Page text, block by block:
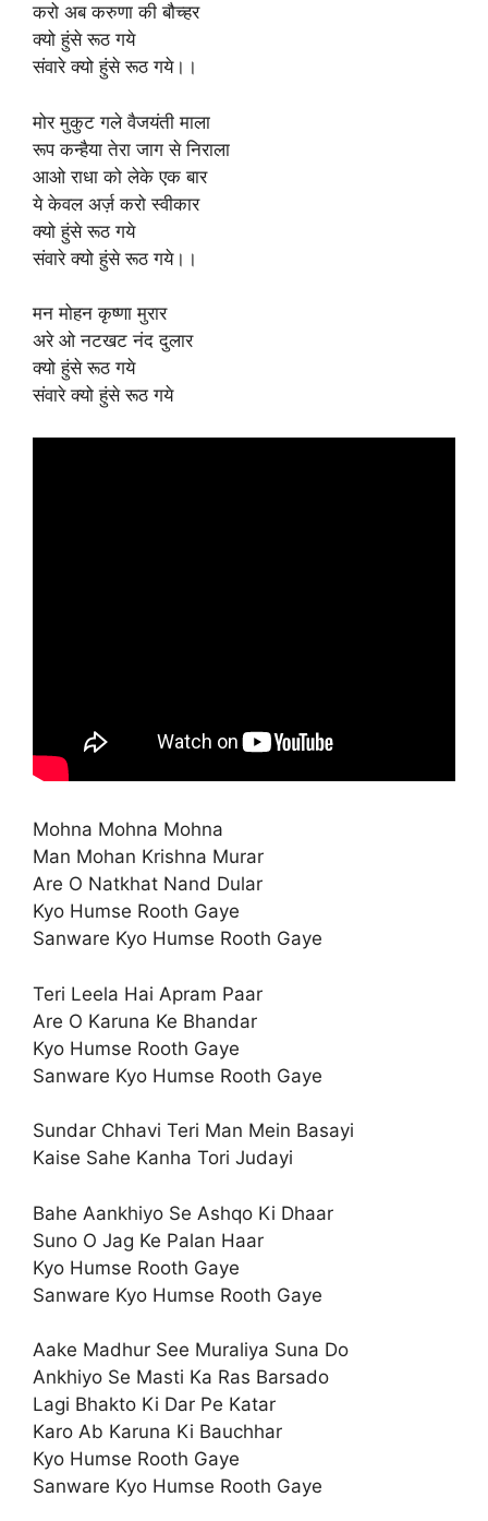
करो अब करुणा की बौच्हर
क्यो हुंसे रूठ गये
संवारे क्यो हुंसे रूठ गये।।
मोर मुकुट गले वैजयंती माला
रूप कन्हैया तेरा जाग से निराला
आओ राधा को लेके एक बार
ये केवल अर्ज़ करो स्वीकार
क्यो हुंसे रूठ गये
संवारे क्यो हुंसे रूठ गये।।
मन मोहन कृष्णा मुरार
अरे ओ नटखट नंद दुलार
क्यो हुंसे रूठ गये
संवारे क्यो हुंसे रूठ गये
Mohna Mohna Mohna
Man Mohan Krishna Murar
Are O Natkhat Nand Dular
Kyo Humse Rooth Gaye
Sanware Kyo Humse Rooth Gaye
Teri Leela Hai Apram Paar
Are O Karuna Ke Bhandar
Kyo Humse Rooth Gaye
Sanware Kyo Humse Rooth Gaye
Sundar Chhavi Teri Man Mein Basayi
Kaise Sahe Kanha Tori Judayi
Bahe Aankhiyo Se Ashqo Ki Dhaar
Suno O Jag Ke Palan Haar
Kyo Humse Rooth Gaye
Sanware Kyo Humse Rooth Gaye
Aake Madhur See Muraliya Suna Do
Ankhiyo Se Masti Ka Ras Barsado
Lagi Bhakto Ki Dar Pe Katar
Karo Ab Karuna Ki Bauchhar
Kyo Humse Rooth Gaye
Sanware Kyo Humse Rooth Gaye